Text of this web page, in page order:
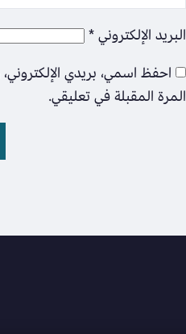
البريد الإلكتروني*
احفظ اسمي، بريدي
المرة المقبلة في تعليقي.